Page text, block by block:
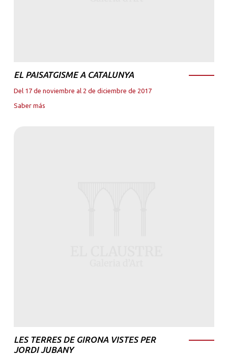
EL PAISATGISME A CATALUNYA
Del 17 de noviembre al 2 de diciembre de 2017
Saber más
LES TERRES DE GIRONA VISTES PER
JORDI JUBANY